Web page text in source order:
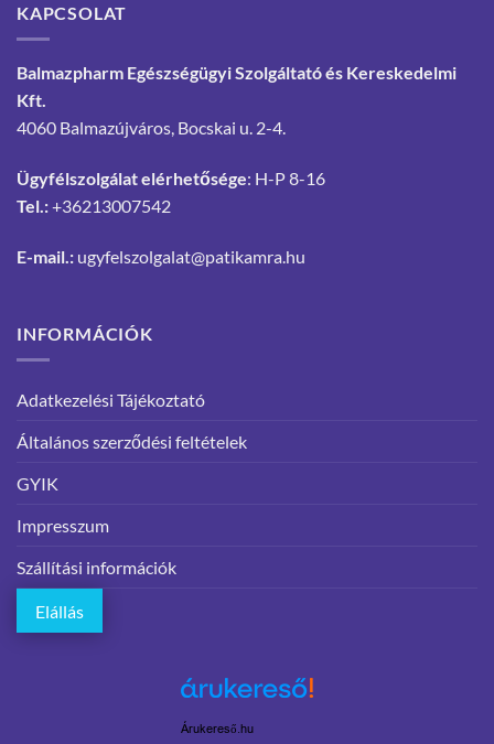
KAPCSOLAT
Balmazpharm Egészségügyi Szolgáltató és Kereskedelmi
Kft.
4060 Balmazújváros, Bocskai u. 2-4.
Ügyfélszolgálat elérhetősége: H-P 8-16
Tel.:+36213007542
E-mail.: ugyfelszolgalat@patikamra.hu
INFORMÁCIÓK
Adatkezelési Tájékoztató
Általános szerződési feltételek
GYIK
Impresszum
Szállítási információk
Elállás
Árukereső.hu